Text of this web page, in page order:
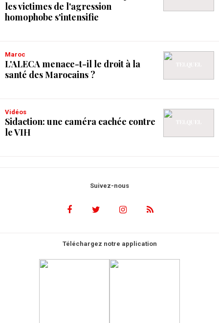
les victimes de l'agression
homophobe s'intensifie
Maroc
L'ALECA menace-t-il le droit à la
santé des Marocains ?
Vidéos
Sidaction: une caméra cachée contre
le VIH
Suivez-nous
Téléchargez notre application